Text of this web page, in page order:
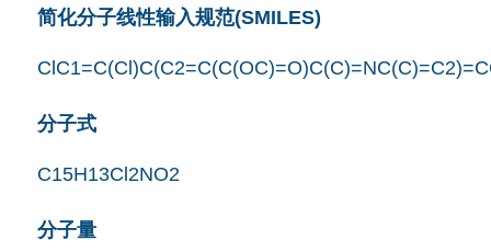
简化分子线性输入规范(SMILES)
分子式
C15H13Cl2NO2
分子量